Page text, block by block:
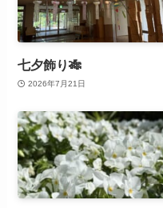
七夕飾り🎋
2026年7月21日